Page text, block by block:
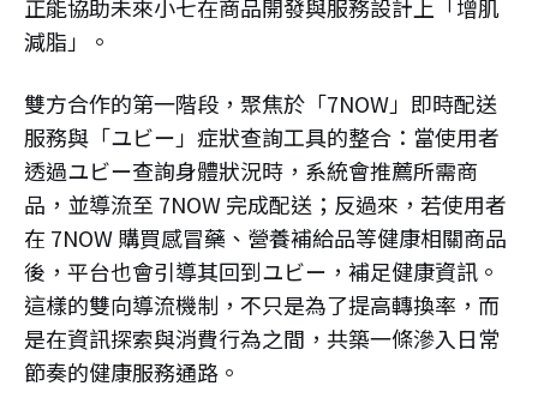
正能協助未來小七在商品開發與服務設計上「增肌
減脂」。
雙方合作的第一階段，聚焦於「7NOW」即時配送
服務與「ユビー」症狀查詢工具的整合：當使用者
透過ユビー查詢身體狀況時，系統會推薦所需商
品，並導流至 7NOW 完成配送；反過來，若使用者
在 7NOW 購買感冒藥、營養補給品等健康相關商品
後，平台也會引導其回到ユビー，補足健康資訊。
這樣的雙向導流機制，不只是為了提高轉換率，而
是在資訊探索與消費行為之間，共築一條滲入日常
節奏的健康服務通路。